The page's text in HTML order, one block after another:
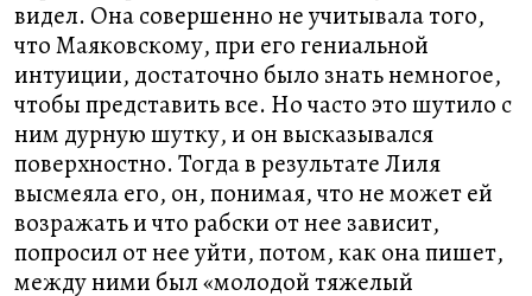
видел. Она совершенно не учитывала того,
что Маяковскому, при его гениальной
интуиции, достаточно было знать немногое,
чтобы представить все. Но часто это шутило с
ним дурную шутку, и он высказывался
поверхностно. Тогда в результате Лиля
высмеяла его, он, понимая, что не может ей
возражать и что рабски от нее зависит,
попросил от нее уйти, потом, как она пишет,
между ними был «молодой тяжелый